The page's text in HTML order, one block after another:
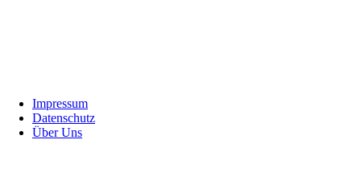
FooterImpressum
Datenschutz
Über Uns